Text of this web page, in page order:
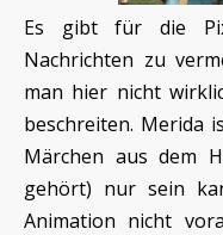
Es gibt für die
Nachrichten zu
man hier nicht
beschreiten. Merida
Märchen aus dem
gehört) nur sein
Animation nicht